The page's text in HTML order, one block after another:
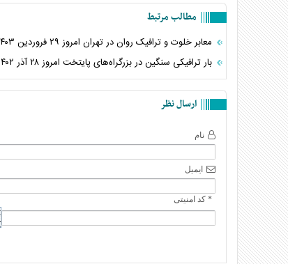
مطالب مرتبط
معابر خلوت و ترافیک روان در تهران امروز ۲۹ فروردین ۱۴۰۳
بار ترافیکی سنگین در بزرگراه‌های پایتخت امروز ۲۸ آذر ۱۴۰۲
ارسال نظر
نام
ایمیل
* کد امنیتی